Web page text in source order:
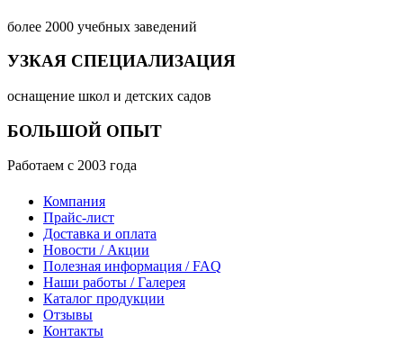
более 2000 учебных заведений
УЗКАЯ СПЕЦИАЛИЗАЦИЯ
оснащение школ и детских садов
БОЛЬШОЙ ОПЫТ
Работаем с 2003 года
Компания
Прайс-лист
Доставка и оплата
Новости / Акции
Полезная информация / FAQ
Наши работы / Галерея
Каталог продукции
Отзывы
Контакты